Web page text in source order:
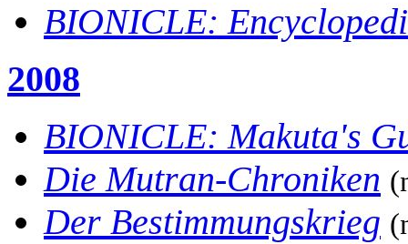
BIONICLE:
2008
BIONICLE: Makuta's
Die Mutran-Chroniken
Der Bestimmungskrieg